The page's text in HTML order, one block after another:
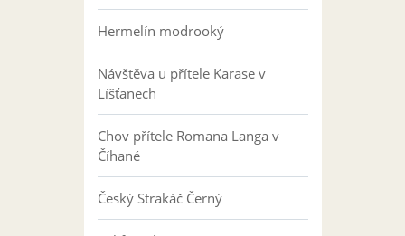
Hermelín modrooký
Návštěva u přítele Karase v
Líšťanech
Chov přítele Romana Langa v
Číhané
Český Strakáč Černý